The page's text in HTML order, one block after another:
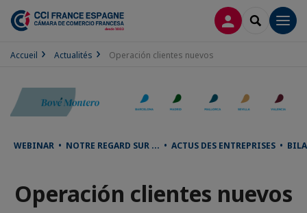
CONNEXION
Accueil Actualités Operación clientes nuevos
WEBINAR • NOTRE REGARD SUR ... • ACTUS DES ENTREPRISES •
Operación clientes nuevos